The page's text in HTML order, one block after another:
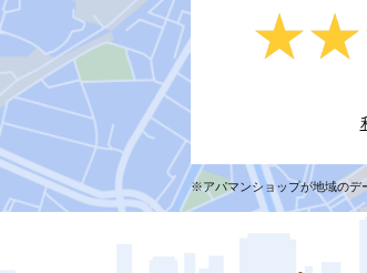
※アパマンショップが地域のデ